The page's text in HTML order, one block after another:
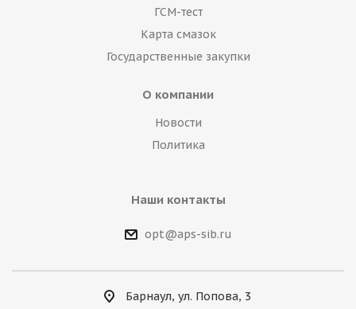
ГСМ-тест
Карта смазок
Государственные закупки
О компании
Новости
Политика
Наши контакты
opt@aps-sib.ru
Барнаул, ул. Попова, 3